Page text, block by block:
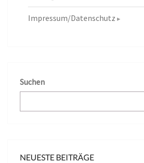
Impressum/Datenschutz
Suchen
NEUESTE BEITRÄGE